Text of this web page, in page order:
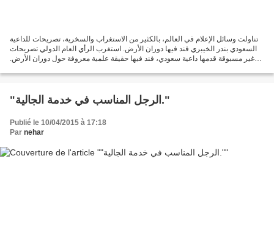
تناولت وسائل الإعلام في العالم، بالكثير من الاستغراب والسخرية، تصريحات للداعية
السعودي بندر الخيبري فند فيها دوران الأرض. استغرب الرأي العام الدولي تصريحات
غير مسبوقة قدمها داعية سعودي، فند فيها حقيقة علمية معروفة حول دوران الأرض.
"الرجل المناسب في خدمة الجالية."
Publié le 10/04/2015 à 17:18
Par nehar